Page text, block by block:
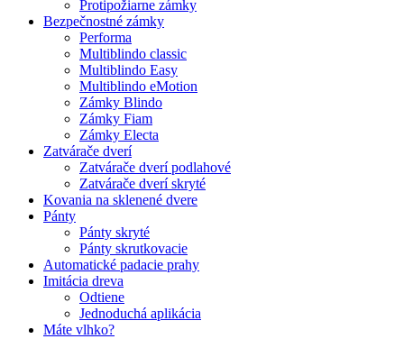
Protipožiarne zámky
Bezpečnostné zámky
Performa
Multiblindo classic
Multiblindo Easy
Multiblindo eMotion
Zámky Blindo
Zámky Fiam
Zámky Electa
Zatvárače dverí
Zatvárače dverí podlahové
Zatvárače dverí skryté
Kovania na sklenené dvere
Pánty
Pánty skryté
Pánty skrutkovacie
Automatické padacie prahy
Imitácia dreva
Odtiene
Jednoduchá aplikácia
Máte vlhko?